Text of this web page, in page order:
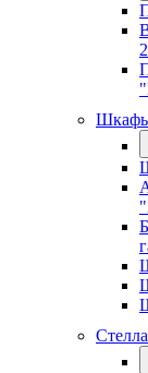
Шкафы